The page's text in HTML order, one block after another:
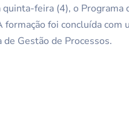
feira (4), o
formação foi concluída
Gestão de Processos.